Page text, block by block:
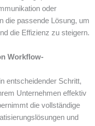
oder
die passende Lösung, um
die Effizienz zu steigern.
Workflow-
entscheidender Schritt,
Unternehmen effektiv
die vollständige
und